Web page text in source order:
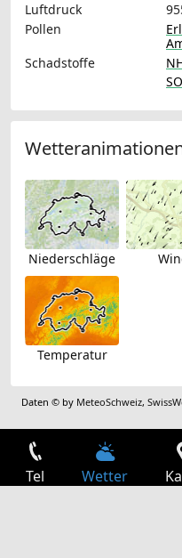
Luftdruck
Pollen
Schadstoffe
SO
Niederschläge
Temperatur
Daten © by MeteoSchweiz,
Tel Wetter